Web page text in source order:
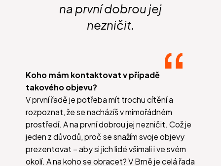
na první dobrou jej
nezničit.
Koho mám kontaktovat v případě
takového objevu?
V první řadě je potřeba mít trochu cítění a
rozpoznat, že se nacházíš v mimořádném
prostředí. A na první dobrou jej nezničit. Což je
jeden z důvodů, proč se snažím svoje objevy
prezentovat – aby si jich lidé všímali i ve svém
okolí. A na koho se obracet? V Brně je celá řada